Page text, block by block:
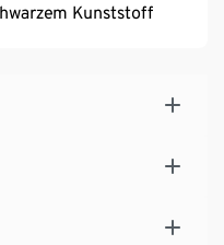
Kunststoff